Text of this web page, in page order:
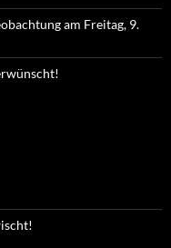
am Freitag, 9.